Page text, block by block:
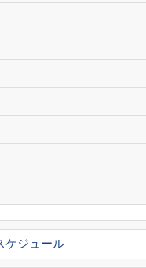
ケジュール